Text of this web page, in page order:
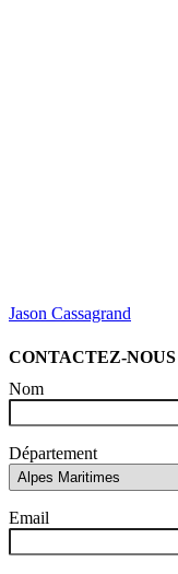
Jason Cassagrand
CONTACTEZ-NOUS
Nom
Département
Email